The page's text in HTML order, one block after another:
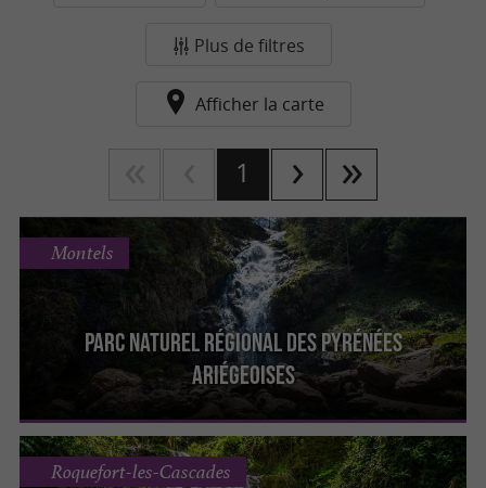
Plus de filtres
Afficher la carte
1
Parc naturel régional des Pyrénées
Ariégeoises
Montels
Roquefort-les-Cascades